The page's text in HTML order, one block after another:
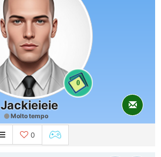
0
Jackieieie
Molto tempo
0